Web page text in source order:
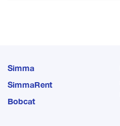
Simma
SimmaRent
Bobcat